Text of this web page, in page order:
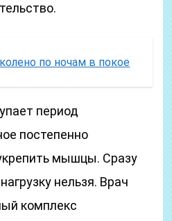
по ночам в покое
период
постепенно
мышцы. Сразу
нельзя. Врач
комплекс